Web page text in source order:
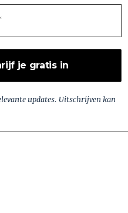
updates. Uitschrijven kan